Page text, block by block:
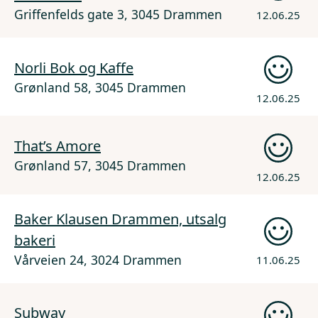
Griffenfelds gate 3, 3045 Drammen 12.06.25
Norli Bok og Kaffe
Grønland 58, 3045 Drammen
12.06.25
That’s Amore
Grønland 57, 3045 Drammen
12.06.25
Baker Klausen Drammen, utsalg
bakeri
Vårveien 24, 3024 Drammen 11.06.25
Subway